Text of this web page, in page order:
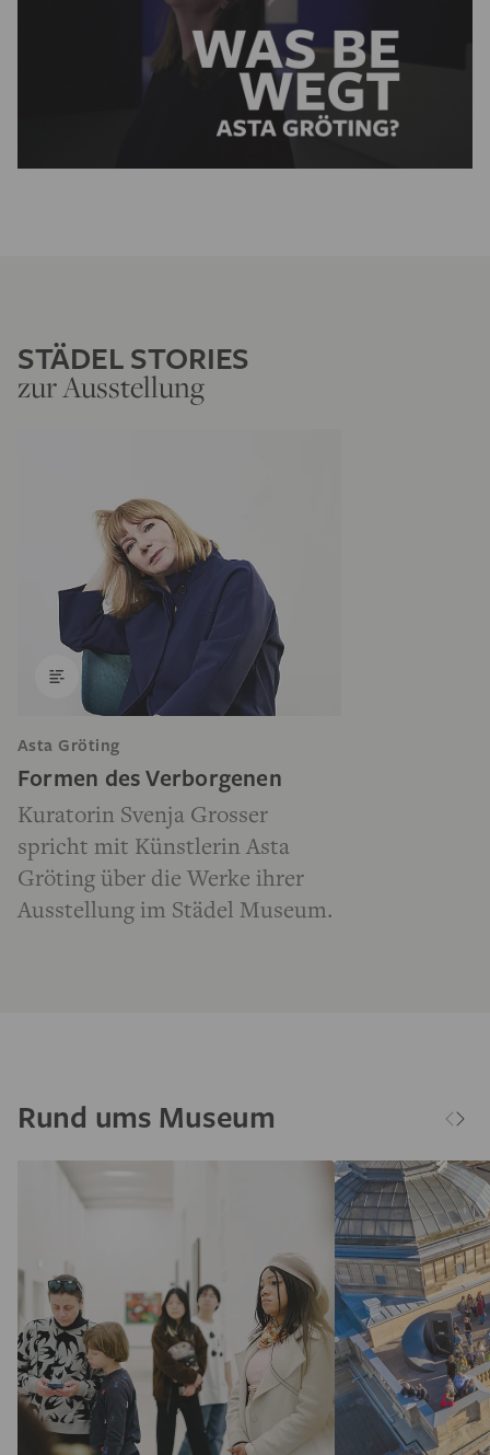
STÄDEL STORIES
zur Ausstellung
Asta Gröting
Formen des Verborgenen
Kuratorin Svenja Grosser
spricht mit Künstlerin Asta
Gröting über die Werke ihrer
Ausstellung im Städel Museum.
Rund ums Museum